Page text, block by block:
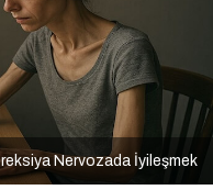
Nervozada İyileşmek